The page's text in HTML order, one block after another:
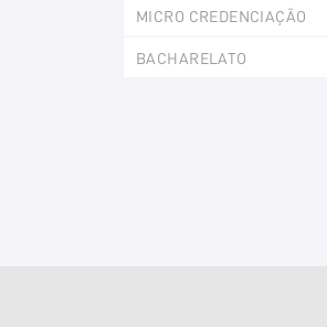
MICRO CREDENCIAÇÃO
BACHARELATO